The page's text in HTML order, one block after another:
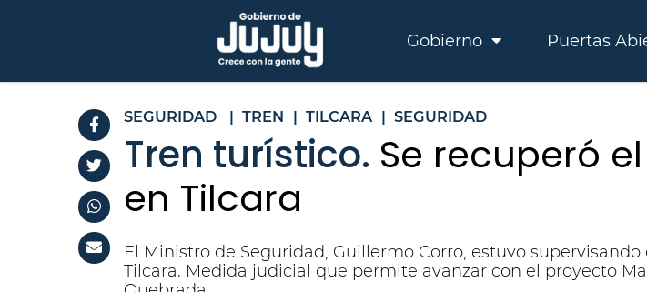
Gobierno Puertas
SEGURIDAD | TREN | TILCARA | SEGURIDAD
Tren turístico. Se recuperó
en Tilcara
El Ministro de Seguridad, Guillermo Corro, estuvo
Tilcara. Medida judicial que permite avanzar con el proyecto